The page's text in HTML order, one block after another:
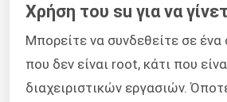
Χρήση του su για να
Μπορείτε να συνδεθείτε σε
που δεν είναι root, κάτι που
διαχειριστικών εργασιών.